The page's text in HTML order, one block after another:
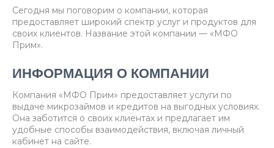
Сегодня мы поговорим о компании, которая
предоставляет широкий спектр услуг и продуктов для
своих клиентов. Название этой компании — «МФО
Прим».
ИНФОРМАЦИЯ О КОМПАНИИ
Компания «МФО Прим» предоставляет услуги по
выдаче микрозаймов и кредитов на выгодных условиях.
Она заботится о своих клиентах и предлагает им
удобные способы взаимодействия, включая личный
кабинет на сайте.